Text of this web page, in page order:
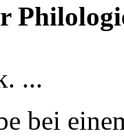
...
bei